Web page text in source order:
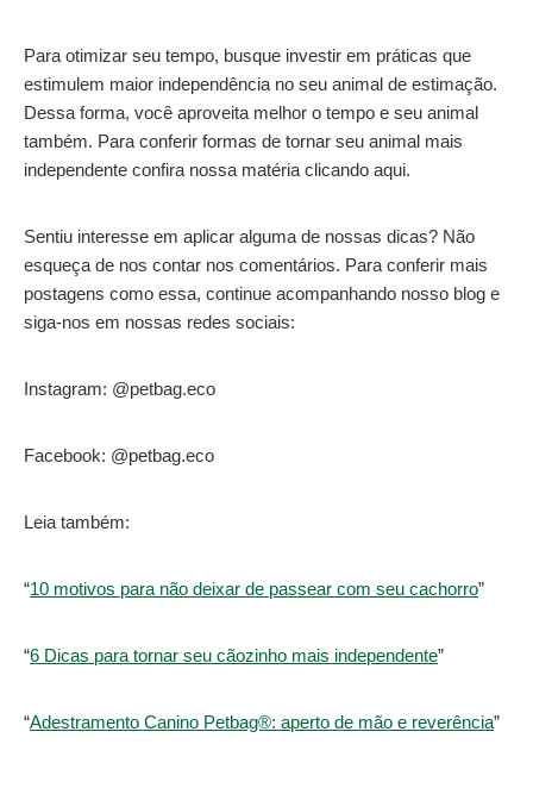
Para otimizar seu tempo, busque investir em práticas que
estimulem maior independência no seu animal de estimação.
Dessa forma, você aproveita melhor o tempo e seu animal
também. Para conferir formas de tornar seu animal mais
independente confira nossa matéria clicando aqui.
Sentiu interesse em aplicar alguma de nossas dicas? Não
esqueça de nos contar nos comentários. Para conferir mais
postagens como essa, continue acompanhando nosso blog e
siga-nos em nossas redes sociais:
Instagram: @petbag.eco
Facebook: @petbag.eco
Leia também:
“10 motivos para não deixar de passear com seu cachorro”
“6 Dicas para tornar seu cãozinho mais independente”
“Adestramento Canino Petbag®: aperto de mão e reverência”